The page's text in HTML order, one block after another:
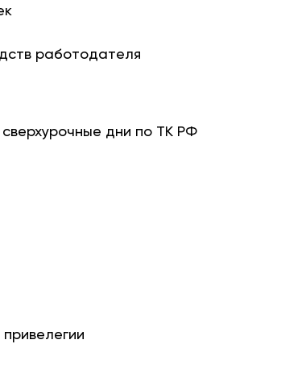
работодателя
дни по ТК РФ